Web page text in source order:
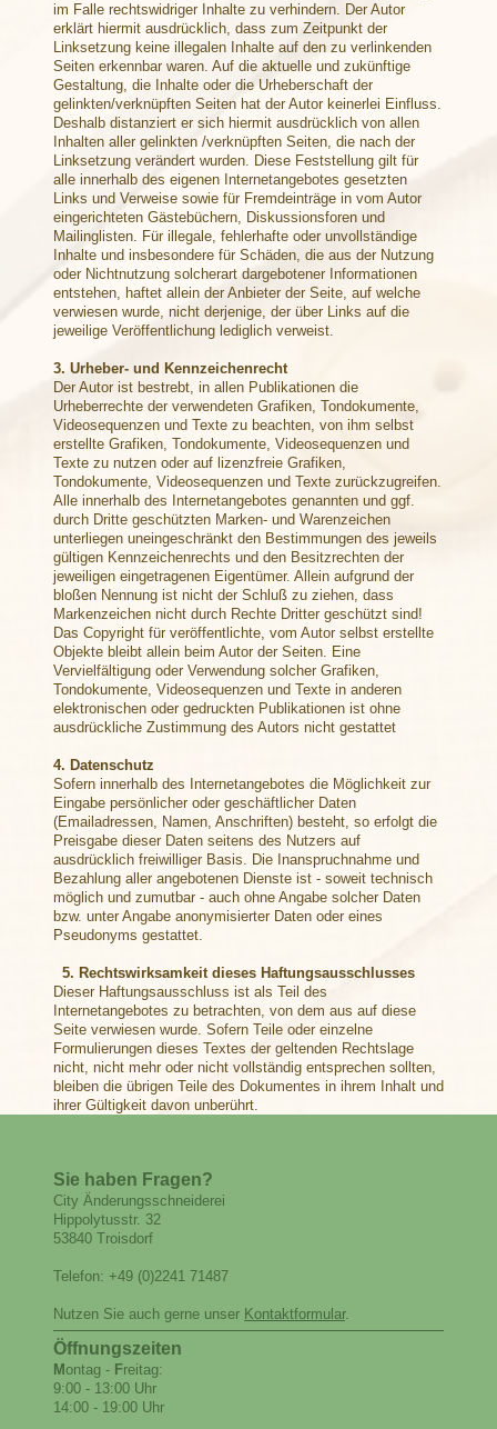
im Falle rechtswidriger Inhalte zu verhindern. Der Autor
erklärt hiermit ausdrücklich, dass zum Zeitpunkt der
Linksetzung keine illegalen Inhalte auf den zu verlinkenden
Seiten erkennbar waren. Auf die aktuelle und zukünftige
Gestaltung, die Inhalte oder die Urheberschaft der
gelinkten/verknüpften Seiten hat der Autor keinerlei Einfluss.
Deshalb distanziert er sich hiermit ausdrücklich von allen
Inhalten aller gelinkten /verknüpften Seiten, die nach der
Linksetzung verändert wurden. Diese Feststellung gilt für
alle innerhalb des eigenen Internetangebotes gesetzten
Links und Verweise sowie für Fremdeinträge in vom Autor
eingerichteten Gästebüchern, Diskussionsforen und
Mailinglisten. Für illegale, fehlerhafte oder unvollständige
Inhalte und insbesondere für Schäden, die aus der Nutzung
oder Nichtnutzung solcherart dargebotener Informationen
entstehen, haftet allein der Anbieter der Seite, auf welche
verwiesen wurde, nicht derjenige, der über Links auf die
jeweilige Veröffentlichung lediglich verweist.
3. Urheber- und Kennzeichenrecht
Der Autor ist bestrebt, in allen Publikationen die
Urheberrechte der verwendeten Grafiken, Tondokumente,
Videosequenzen und Texte zu beachten, von ihm selbst
erstellte Grafiken, Tondokumente, Videosequenzen und
Texte zu nutzen oder auf lizenzfreie Grafiken,
Tondokumente, Videosequenzen und Texte zurückzugreifen.
Alle innerhalb des Internetangebotes genannten und ggf.
durch Dritte geschützten Marken- und Warenzeichen
unterliegen uneingeschränkt den Bestimmungen des jeweils
gültigen Kennzeichenrechts und den Besitzrechten der
jeweiligen eingetragenen Eigentümer. Allein aufgrund der
bloßen Nennung ist nicht der Schluß zu ziehen, dass
Markenzeichen nicht durch Rechte Dritter geschützt sind!
Das Copyright für veröffentlichte, vom Autor selbst erstellte
Objekte bleibt allein beim Autor der Seiten. Eine
Vervielfältigung oder Verwendung solcher Grafiken,
Tondokumente, Videosequenzen und Texte in anderen
elektronischen oder gedruckten Publikationen ist ohne
ausdrückliche Zustimmung des Autors nicht gestattet
4. Datenschutz
Sofern innerhalb des Internetangebotes die Möglichkeit zur
Eingabe persönlicher oder geschäftlicher Daten
(Emailadressen, Namen, Anschriften) besteht, so erfolgt die
Preisgabe dieser Daten seitens des Nutzers auf
ausdrücklich freiwilliger Basis. Die Inanspruchnahme und
Bezahlung aller angebotenen Dienste ist - soweit technisch
möglich und zumutbar - auch ohne Angabe solcher Daten
bzw. unter Angabe anonymisierter Daten oder eines
Pseudonyms gestattet.
5. Rechtswirksamkeit dieses Haftungsausschlusses
Dieser Haftungsausschluss ist als Teil des
Internetangebotes zu betrachten, von dem aus auf diese
Seite verwiesen wurde. Sofern Teile oder einzelne
Formulierungen dieses Textes der geltenden Rechtslage
nicht, nicht mehr oder nicht vollständig entsprechen sollten,
bleiben die übrigen Teile des Dokumentes in ihrem Inhalt und
ihrer Gültigkeit davon unberührt.
Sie haben Fragen?
City Änderungsschneiderei
Hippolytusstr. 32
53840 Troisdorf
Telefon: +49 (0)2241 71487
Nutzen Sie auch gerne unser Kontaktformular.
Öffnungszeiten
M ontag - Freitag:
9:00 - 13:00 Uhr
14:00 - 19:00 Uhr